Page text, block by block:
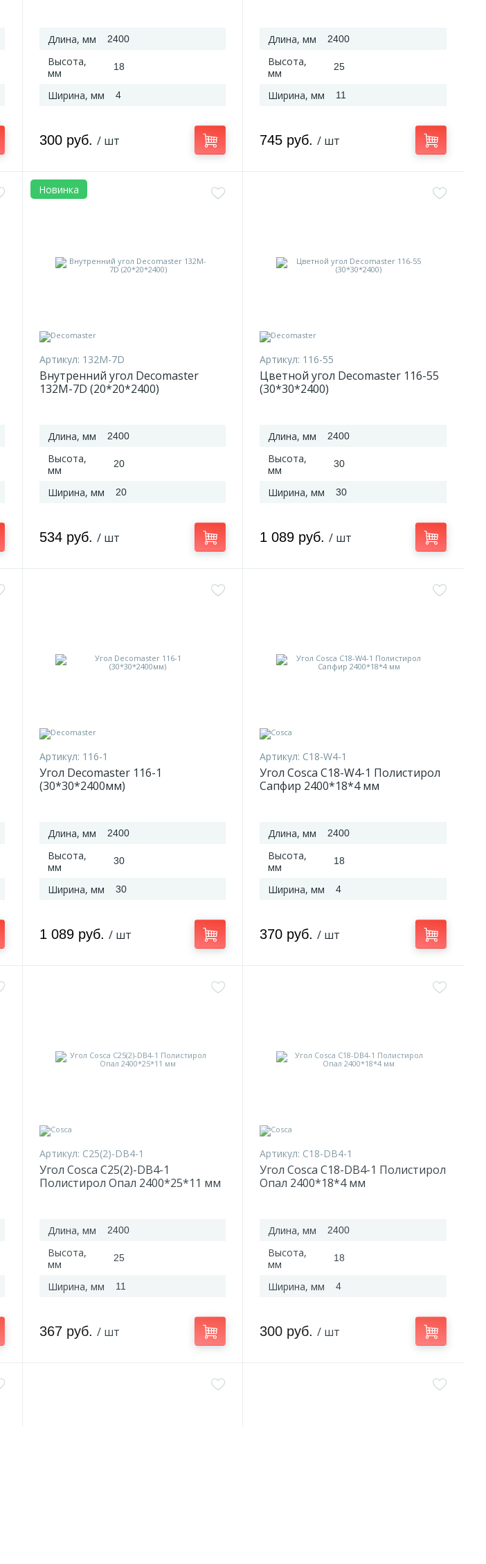
Длина, мм 2400
Высота,
мм
18
Ширина, мм 4
300 руб. / шт
Длина, мм 2400
Высота,
мм
25
Ширина, мм 11
745 руб./ шт
Новинка
Артикул: 132M-7D
Внутренний угол Decomaster
132M-7D (20*20*2400)
Длина, мм 2400
Высота,
мм
20
Ширина, мм 20
534 руб. / шт
Артикул: 116-55
Цветной угол Decomaster 116-55
(30*30*2400)
Длина, мм 2400
Высота,
мм
30
Ширина, мм 30
1 089 руб./ шт
Артикул: 116-1
Угол Decomaster 116-1
(30*30*2400мм)
Длина, мм 2400
Высота,
мм
30
Ширина, мм 30
1 089 руб. / шт
Артикул: C18-W4-1
Угол Cosca C18-W4-1 Полистирол
Сапфир 2400*18*4 мм
Длина, мм 2400
Высота,
мм
18
Ширина, мм 4
370 руб./ шт
Артикул: C25(2)-DB4-1
Угол Cosca C25(2)-DB4-1
Полистирол Опал 2400*25*11 мм
Длина, мм 2400
Высота,
мм
25
Ширина, мм 11
367 руб. / шт
Артикул: C18-DB4-1
Угол Cosca C18-DB4-1 Полистирол
Опал 2400*18*4 мм
Длина, мм 2400
Высота,
мм
18
Ширина, мм 4
300 руб./ шт